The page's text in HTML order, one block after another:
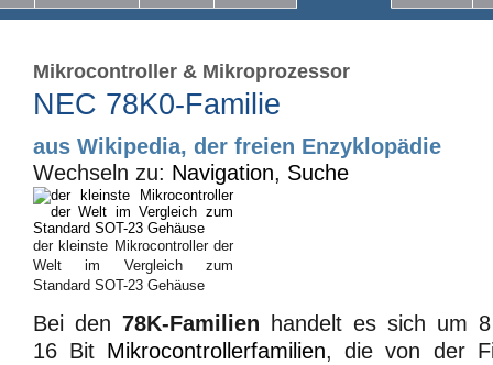
Mikrocontroller & Mikroprozessor
NEC 78K0-Familie
aus Wikipedia, der freien Enzyklopädie
Wechseln zu: Navigation, Suche
der kleinste Mikrocontroller der
Welt im Vergleich zum
Standard SOT-23 Gehäuse
Bei den 78K-Familien handelt es sich um
16 Bit Mikrocontrollerfamilien, die von der